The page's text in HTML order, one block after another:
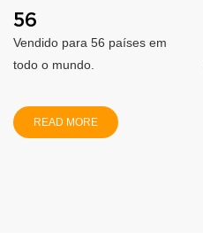
56
Vendido para 56 países em
todo o mundo.
READ MORE